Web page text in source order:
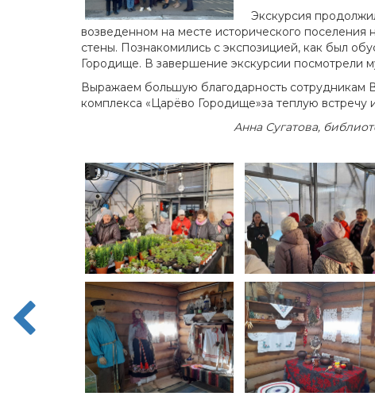
Экскурсия
возведенном на месте исторического
стены. Познакомились с экспозицией, как был
Городище. В завершение экскурсии посмотрели
Выражаем большую благодарность сотрудникам
комплекса «Царёво Городище»за теплую встречу
Анна Сугатова,